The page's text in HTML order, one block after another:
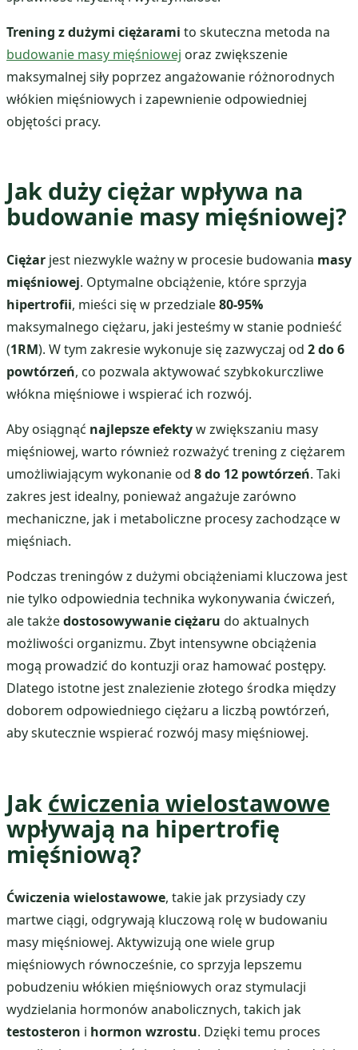
Trening z dużymi ciężarami to skuteczna metoda na
budowanie masy mięśniowej oraz zwiększenie
maksymalnej siły poprzez angażowanie różnorodnych
włókien mięśniowych i zapewnienie odpowiedniej
objętości pracy.
Jak duży ciężar wpływa na
budowanie masy mięśniowej?
Ciężar jest niezwykle ważny w procesie budowania masy
mięśniowej. Optymalne obciążenie, które sprzyja
hipertrofii, mieści się w przedziale80-95%
maksymalnego ciężaru, jaki jesteśmy w stanie podnieść
(1RM). W tym zakresie wykonuje się zazwyczaj od 2 do 6
powtórzeń, co pozwala aktywować szybkokurczliwe
włókna mięśniowe i wspierać ich rozwój.
Aby osiągnąć najlepsze efektyw zwiększaniu masy
mięśniowej, warto również rozważyć trening z ciężarem
umożliwiającym wykonanie od 8 do 12 powtórzeń. Taki
zakres jest idealny, ponieważ angażuje zarówno
mechaniczne, jak i metaboliczne procesy zachodzące w
mięśniach.
Podczas treningów z dużymi obciążeniami kluczowa jest
nie tylko odpowiednia technika wykonywania ćwiczeń,
ale takżedostosowywanie ciężaru do aktualnych
możliwości organizmu. Zbyt intensywne obciążenia
mogą prowadzić do kontuzji oraz hamować postępy.
Dlatego istotne jest znalezienie złotego środka między
doborem odpowiedniego ciężaru a liczbą powtórzeń,
aby skutecznie wspierać rozwój masy mięśniowej.
Jak ćwiczenia wielostawowe
wpływają na hipertrofię
mięśniową?
Ćwiczenia wielostawowe, takie jak przysiady czy
martwe ciągi, odgrywają kluczową rolę w budowaniu
masy mięśniowej. Aktywizują one wiele grup
mięśniowych równocześnie, co sprzyja lepszemu
pobudzeniu włókien mięśniowych oraz stymulacji
wydzielania hormonów anabolicznych, takich jak
testosteron i hormon wzrostu. Dzięki temu proces